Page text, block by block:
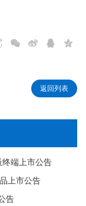
返回列表
端上市公告
上市公告
告